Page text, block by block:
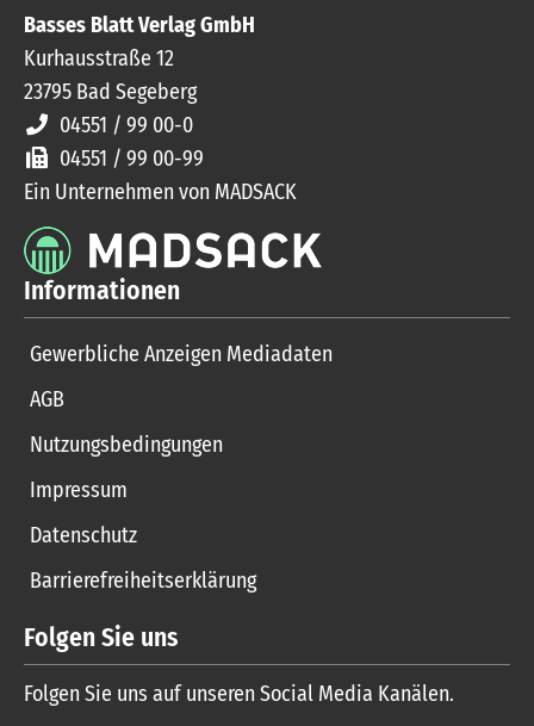
Basses Blatt Verlag GmbH
Kurhausstraße 12
23795 Bad Segeberg
04551 / 99 00-0
04551 / 99 00-99
Ein Unternehmen von MADSACK
Informationen
Gewerbliche Anzeigen Mediadaten
AGB
Nutzungsbedingungen
Impressum
Datenschutz
Barrierefreiheitserklärung
Folgen Sie uns
Folgen Sie uns auf unseren Social Media Kanälen.